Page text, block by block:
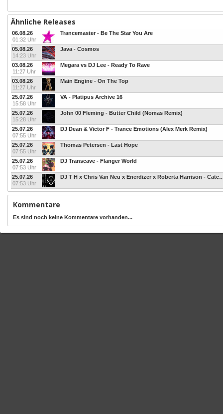
Ähnliche Releases
06.08.26
01:32 Uhr
Trancemaster - Be The Star You Are
05.08.26
14:23 Uhr
Java - Cosmos
03.08.26
11:27 Uhr
Megara vs DJ Lee - Ready To Rave
03.08.26
11:27 Uhr
Main Engine - On The Top
25.07.26
15:58 Uhr
VA - Platipus Archive 16
25.07.26
15:28 Uhr
John 00 Fleming - Butter Child (Nomas Remix)
25.07.26
07:55 Uhr
DJ Dean & Victor F - Trance Emotions (Alex Merk Remix)
25.07.26
07:55 Uhr
Thomas Petersen - Last Hope
25.07.26
07:53 Uhr
DJ Transcave - Flanger World
25.07.26
07:53 Uhr
DJ T H x Chris Van Neu x Enerdizer x
Kommentare
Es sind noch keine Kommentare vorhanden...